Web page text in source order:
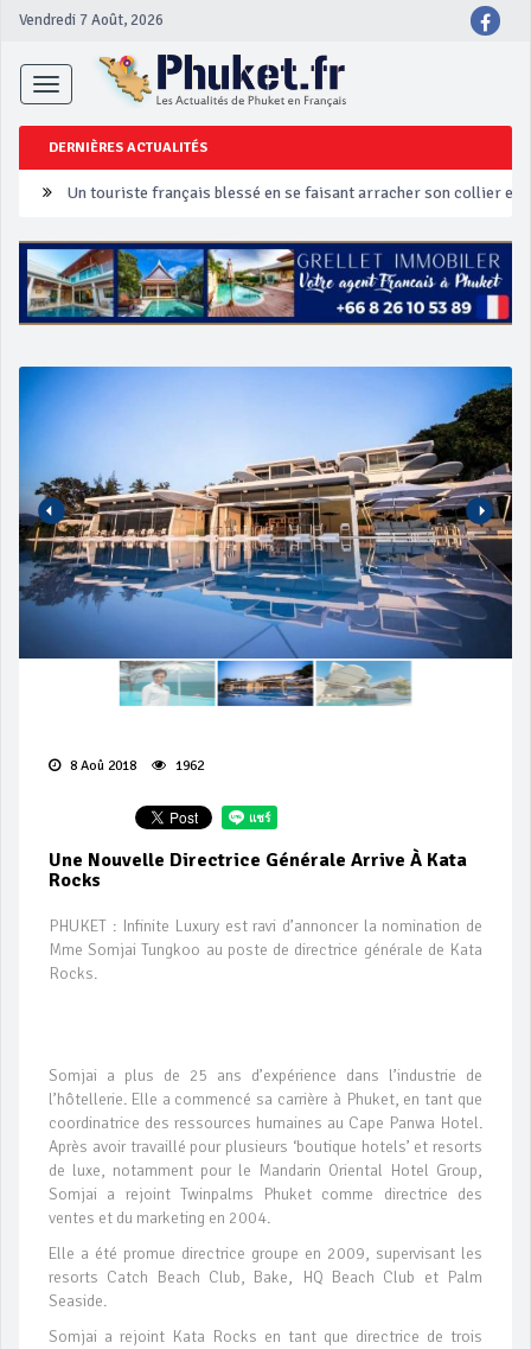
Vendredi 7 Août, 2026
Toggle
navigation
DERNIÈRES ACTUALITÉS
Un touriste français blessé en se faisant arracher son collier en
Phuket Peranakan Festival
‘Phuket Eye’ assurera la sécurité pendant Songkran
Campagne de sécurité routière ‘Seven Days of Danger’ de
8 Aoû 2018 1962
Une Nouvelle Directrice Générale Arrive À Kata
Rocks
PHUKET : Infinite Luxury est ravi d’annoncer la nomination de
Mme Somjai Tungkoo au poste de directrice générale de Kata
Rocks.
Somjai a plus de 25 ans d’expérience dans l’industrie de
l’hôtellerie. Elle a commencé sa carrière à Phuket, en tant que
coordinatrice des ressources humaines au Cape Panwa Hotel.
Après avoir travaillé pour plusieurs ‘boutique hotels’ et resorts
de luxe, notamment pour le Mandarin Oriental Hotel Group,
Somjai a rejoint Twinpalms Phuket comme directrice des
ventes et du marketing en 2004.
Elle a été promue directrice groupe en 2009, supervisant les
resorts Catch Beach Club, Bake, HQ Beach Club et Palm
Seaside.
Somjai a rejoint Kata Rocks en tant que directrice de trois